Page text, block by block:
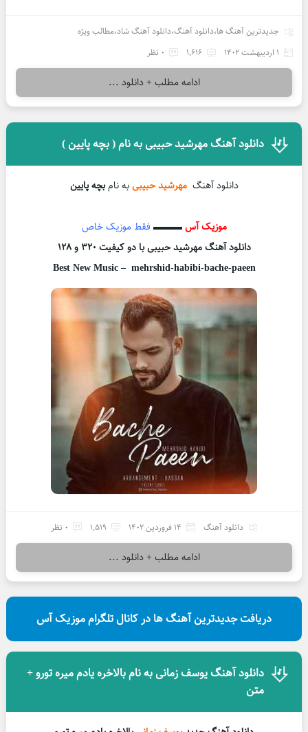
جدیدترین آهنگ ها،دانلود آهنگ،دانلود آهنگ شاد،مطالب ویژه
1 اردیبهشت 1402
1,616 0 نظر
ادامه مطلب + دانلود ...
دانلود آهنگ مهرشید حبیبی به نام ( بچه پایین )
دانلود آهنگ مهرشید حبیبیبه نامبچه پایین
موزیک آس ▬▬▬ فقط موزیک خاص
دانلود آهنگ مهرشید حبیبی با دو کیفیت ۳۲۰ و ۱۲۸
Best New Music – mehrshid-habibi-bache-paeen
دانلود آهنگ 14 فروردین 1402 1,519 0 نظر
ادامه مطلب + دانلود ...
دریافت جدیدترین آهنگ ها در کانال تلگرام موزیک آس
دانلود آهنگ یوسف زمانی به نام بالاخره یادم میره تورو +
متن